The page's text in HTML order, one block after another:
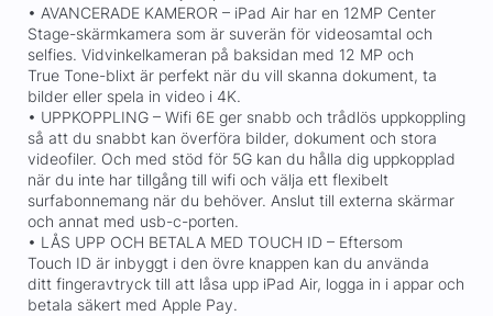
• AVANCERADE KAMEROR – iPad Air har en 12MP Center
Stage-skärmkamera som är suverän för videosamtal och
selfies. Vidvinkelkameran på baksidan med 12 MP och
True Tone-blixt är perfekt när du vill skanna dokument, ta
bilder eller spela in video i 4K.
• UPPKOPPLING – Wifi 6E ger snabb och trådlös uppkoppling
så att du snabbt kan överföra bilder, dokument och stora
videofiler. Och med stöd för 5G kan du hålla dig uppkopplad
när du inte har tillgång till wifi och välja ett flexibelt
surfabonnemang när du behöver. Anslut till externa skärmar
och annat med usb-c-porten.
• LÅS UPP OCH BETALA MED TOUCH ID – Eftersom
Touch ID är inbyggt i den övre knappen kan du använda
ditt fingeravtryck till att låsa upp iPad Air, logga in i appar och
betala säkert med Apple Pay.